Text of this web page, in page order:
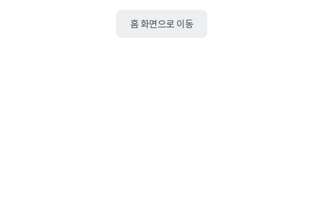
홈 화면으로 이동